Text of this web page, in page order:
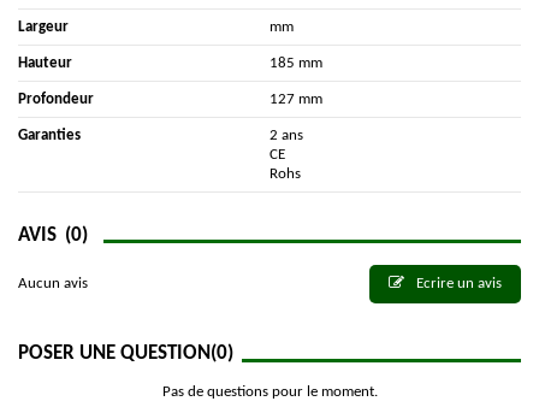
Largeur mm
Hauteur 185 mm
Profondeur 127 mm
Garanties
2 ans
CE
Rohs
AVIS (0)
Aucun avis Ecrire un avis
POSER UNE QUESTION(0)
Pas de questions pour le moment.